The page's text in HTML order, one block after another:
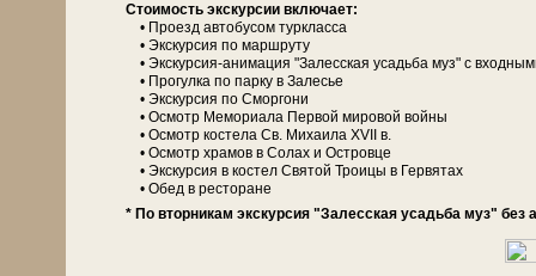
Сто­и­мость экс­кур­сии вклю­ча­ет:
• Проезд ав­то­бу­сом турк­лас­са
• Экс­кур­сия по марш­ру­ту
• Экскурсия-анимация "Залесская усадь­ба муз" с
• Прогулка по пар­ку в За­ле­сье
• Экс­кур­сия по Смор­го­ни
• Осмотр Мемориала Первой ми­ро­вой вой­ны
• Осмотр ко­сте­ла Св. Ми­ха­и­ла XVII в.
• Осмотр хра­мов в Со­лах и Островце
• Экс­кур­сия в ко­стел Свя­той Тро­и­цы в Гер­вя­тах
• Обед в ре­сто­ра­не
* По вторникам экскурсия "Залесская усадь­ба муз" без